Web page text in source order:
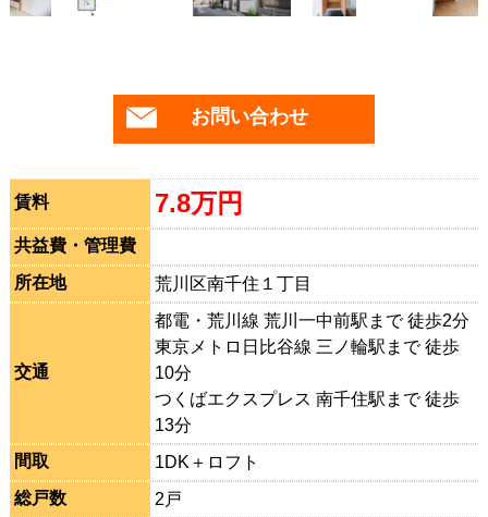
お問い合わせ
賃料 7.8万円
共益費・管理費
所在地
荒川区南千住１丁目
交通
都電・荒川線 荒川一中前駅まで 徒歩2分
東京メトロ日比谷線 三ノ輪駅まで 徒歩
10分
つくばエクスプレス 南千住駅まで 徒歩
13分
間取
1DK＋ロフト
総戸数
2戸